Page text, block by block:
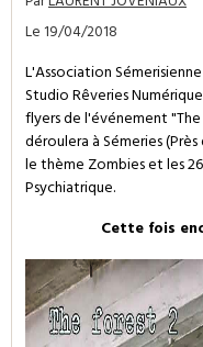
Le 19/04/2018
L'Association
Studio Rêveries
flyers de l'événement
déroulera à Sémeries
le thème Zombies et les
Psychiatrique.
Cette fois